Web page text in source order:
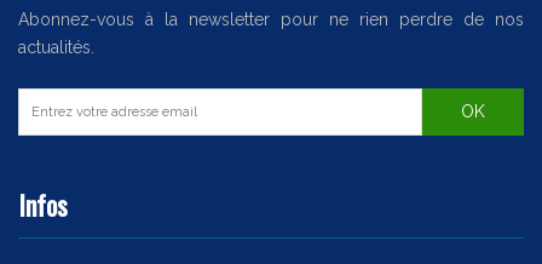
Abonnez-vous à la newsletter pour ne rien perdre de nos
actualités.
Infos